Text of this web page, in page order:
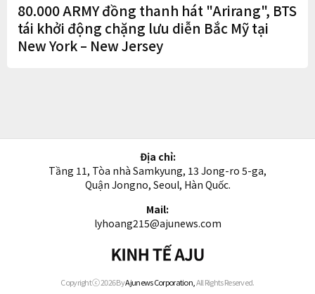
80.000 ARMY đồng thanh hát "Arirang", BTS
tái khởi động chặng lưu diễn Bắc Mỹ tại
New York – New Jersey
Địa chỉ:
Tầng 11, Tòa nhà Samkyung, 13 Jong-ro 5-ga,
Quận Jongno, Seoul, Hàn Quốc.
Mail:
lyhoang215@ajunews.com
Kinh
tế
AJU
Copyright ⓒ 2026 ByAjunews Corporation,All Rights Reserved.